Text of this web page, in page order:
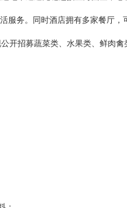
务。同时酒店拥有多家餐厅，
开招募蔬菜类、水果类、鲜肉